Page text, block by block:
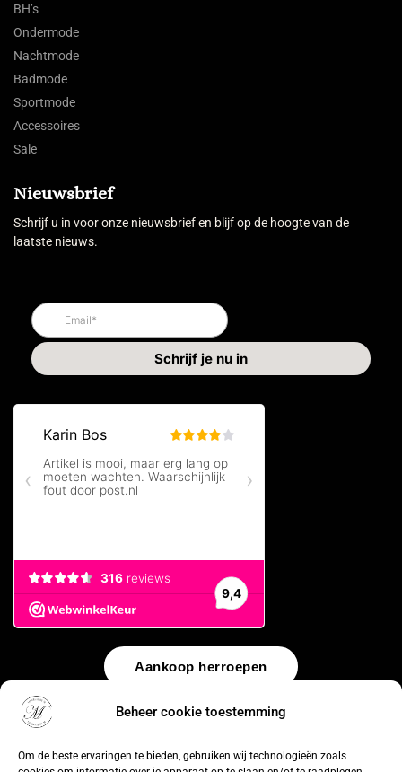
Beheer cookie toestemming
Om de beste ervaringen te bieden, gebruiken wij technologieën zoals
BH’s
Ondermode
Nachtmode
Badmode
Sportmode
Accessoires
Sale
Nieuwsbrief
Schrijf u in voor onze nieuwsbrief en blijf op de hoogte van de
laatste nieuws.
Aankoop herroepen
© 2026 by WebUnlimited–Algemene voorwaarden